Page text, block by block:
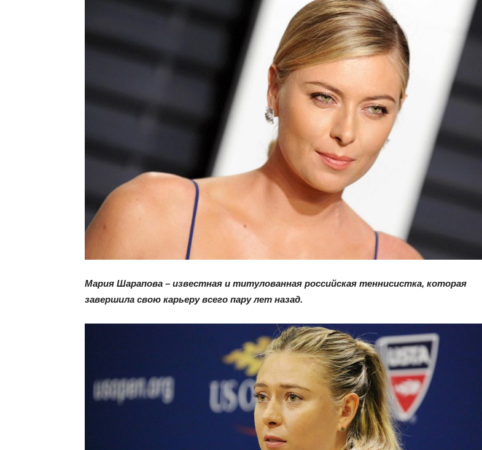
Мария Шарапова – известная и титулованная российская теннисистка, которая
завершила свою карьеру всего пару лет назад.